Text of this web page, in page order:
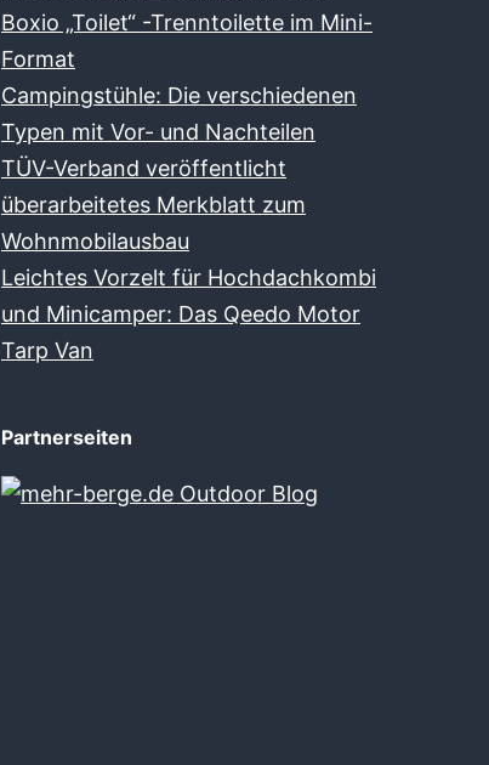
Boxio „Toilet“ -Trenntoilette im Mini-
Format
Campingstühle: Die verschiedenen
Typen mit Vor- und Nachteilen
TÜV-Verband veröffentlicht
überarbeitetes Merkblatt zum
Wohnmobilausbau
Leichtes Vorzelt für Hochdachkombi
und Minicamper: Das Qeedo Motor
Tarp Van
Partnerseiten